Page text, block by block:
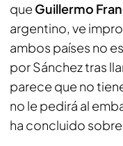
que Guillermo
argentino, ve
ambos países no
por Sánchez tras
parece que no
no le pedirá al
ha concluido